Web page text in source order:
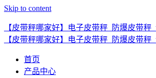
Skip to content
【皮带秤哪家好】电子皮带秤_防爆皮带
【皮带秤哪家好】电子皮带秤_防爆皮带
首页
产品中心